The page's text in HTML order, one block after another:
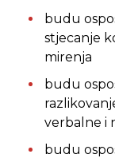
budu
stjecanje
mirenja
budu
verbalne i
budu